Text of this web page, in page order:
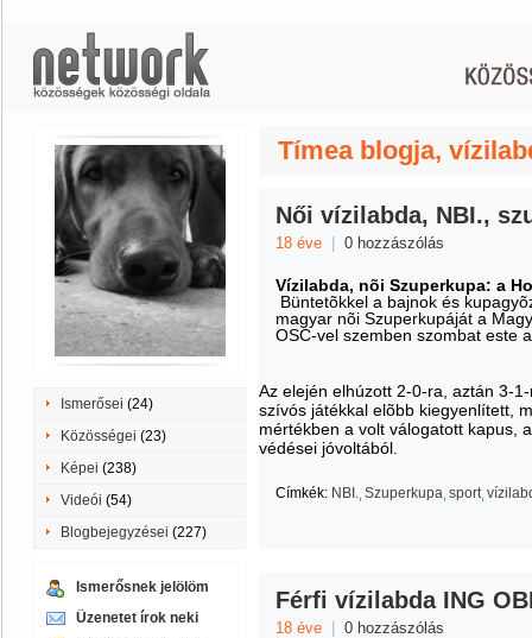
Ismerősei (24)
Közösségei (23)
Képei (238)
Videói (54)
Blogbejegyzései (227)
Ismerősnek jelölöm
Üzenetet írok neki
Tímea blogja,
Női vízilabda, NBI.,
18 éve 0 hozzászólás
Vízilabda, nõi Szuperkupa: a
Büntetõkkel a bajnok és
magyar nõi Szuperkupáját a
OSC-vel szemben szombat este
Az elején elhúzott 2-0-ra, aztán 3-
szívós játékkal elõbb kiegyenlített,
mértékben a volt válogatott kapus,
védései jóvoltából.
Címkék: NBI. Szuperkupa sport
Férfi vízilabda ING
18 éve 0 hozzászólás